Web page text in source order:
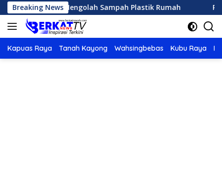
Langsung
ke
konten
Breaking News
Sederhana Mengolah Sampah Plastik Rumah
Kapuas Raya Tanah Kayong Wahsingbebas Kubu Raya